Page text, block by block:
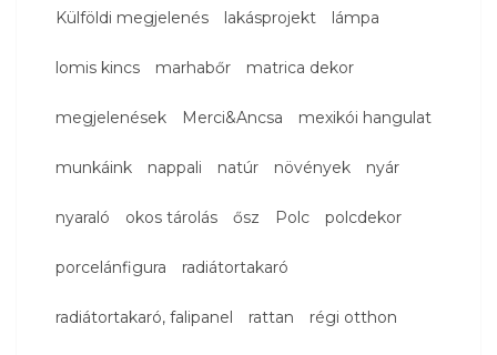
Külföldi megjelenés lakásprojekt lámpa
lomis kincs marhabőr matrica dekor
megjelenések Merci&Ancsa mexikói hangulat
munkáink nappali natúr növények nyár
nyaraló okos tárolás ősz Polc polcdekor
porcelánfigura radiátortakaró
radiátortakaró, falipanel rattan régi otthon